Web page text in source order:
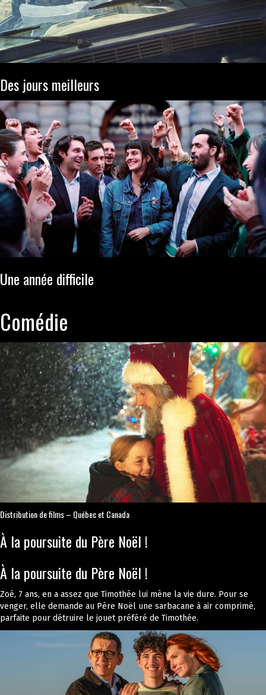
Des jours meilleurs
Une année difficile
Comédie
Distribution de films – Québec et Canada
À la poursuite du Père Noël !
À la poursuite du Père Noël !
Zoé, 7 ans, en a assez que Timothée lui mène la vie dure. Pour se
venger, elle demande au Père Noël une sarbacane à air comprimé,
parfaite pour détruire le jouet préféré de Timothée.